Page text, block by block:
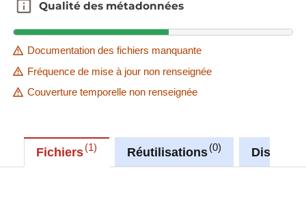
catalog.inspire.geoportail.lu.
Qualité des métadonnées
Qualité des métadonnées
Documentation des fichiers manquante
Fréquence de mise à jour non renseignée
Couverture temporelle non renseignée
Fichiers 1 Réutilisations 0